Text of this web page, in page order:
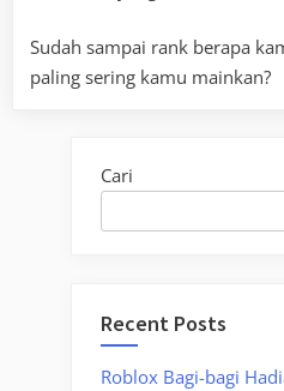
Sudah sampai rank berapa
paling sering kamu mainkan?
Cari
Recent Posts
Roblox Bagi-bagi